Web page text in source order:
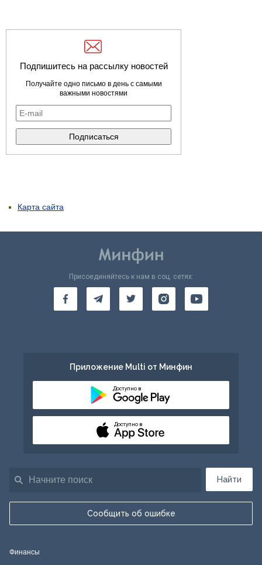
Подпишитесь на рассылку новостей
Получайте одно письмо в день с самыми
важными новостями
Карта сайта
Найти
Сообщить об ошибке
Присоединяйтесь к нам в соц. сетях:
Приложение Multi от Минфин
Доступно в
Доступно в
Финансы